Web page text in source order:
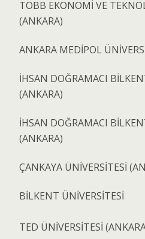
TOBB EKONOMİ VE
(ANKARA)
ANKARA MEDİPOL
İHSAN DOĞRAMACI
(ANKARA)
İHSAN DOĞRAMACI
(ANKARA)
ÇANKAYA ÜNİVERSİTESİ
BİLKENT ÜNİVERSİTESİ
TED ÜNİVERSİTESİ